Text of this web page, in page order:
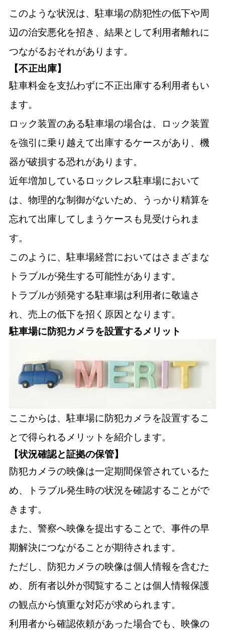
このような状況は、駐車場の防犯性の低下や周
辺の治安悪化を招き、結果として利用者離れに
つながるおそれがあります。
【不正出庫】
駐車料金を支払わずに不正出庫する利用者もい
ます。
ロック装置のある駐車場の場合は、ロック装置
を強引に乗り越えて出庫するケースがあり、機
器が破損する恐れがあります。
近年増加しているロックレス駐車場において
は、物理的な制御がないため、うっかり精算を
忘れて出庫してしまうケースも見受けられま
す。
このように、駐車場経営においてはさまざまな
トラブルが発生する可能性があります。
トラブルが頻発する駐車場は利用者に敬遠さ
れ、売上の低下を招く原因となります。
駐車場に防犯カメラを設置するメリット
ここからは、駐車場に防犯カメラを設置するこ
とで得られるメリットを紹介します。
【状況確認と証拠の保管】
防犯カメラの映像は一定期間保管されているた
め、トラブル発生時の状況を確認することがで
きます。
また、警察へ映像を提出することで、事件の早
期解決につながることが期待されます。
ただし、防犯カメラの映像は個人情報を含むた
め、所有者以外が閲覧することは個人情報保護
の観点から慎重な対応が求められます。
利用者から確認依頼があった場合でも、映像の